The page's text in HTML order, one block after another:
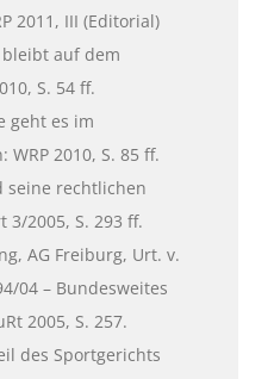
2011, III (Editorial)
bleibt auf dem
S. 54 ff.
geht es im
2010, S. 85 ff.
seine rechtlichen
3/2005, S. 293 ff.
AG Freiburg, Urt. v.
04 – Bundesweites
2005, S. 257.
des Sportgerichts